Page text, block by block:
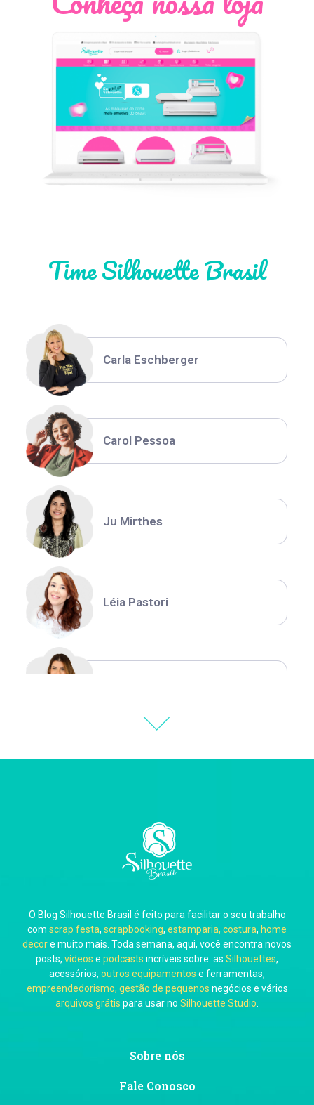
Time Silhouette Brasil
Léia Pastori
Thiara Ney
Carla Eschberger
Carol Pessoa
Ju Mirthes
Léia Pastori
Carla Eschberger
Carol Pessoa
Ju Mirthes
O Blog Silhouette Brasil é feito para facilitar o seu trabalho
com scrap festa, scrapbooking, estamparia, costura, home
decore muito mais. Toda semana, aqui, você encontra novos
posts, vídeos e podcasts incríveis sobre: as Silhouettes,
acessórios, outros equipamentos e ferramentas,
empreendedorismo, gestão de pequenos negócios e vários
arquivos grátis para usar no Silhouette Studio
Sobre nós
Fale Conosco